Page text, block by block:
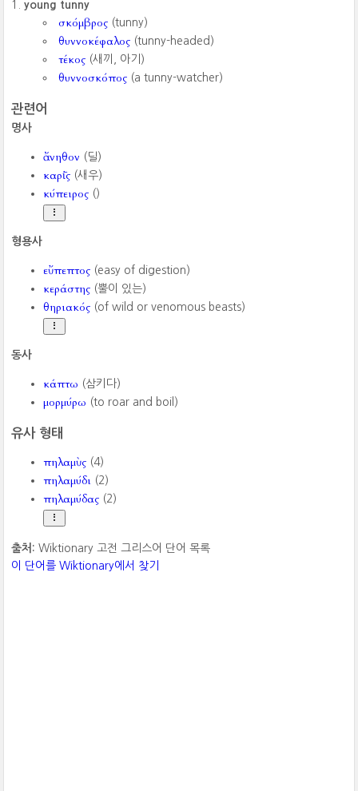
young tunny
σκόμβρος (tunny)
θυννοκέφαλος (tunny-headed)
τέκος (새끼, 아기)
θυννοσκόπος (a tunny-watcher)
관련어
명사
ἄνηθον (딜)
καρί̄ς (새우)
κύπειρος ()
형용사
εὔπεπτος (easy of digestion)
κεράστης (뿔이 있는)
θηριακός (of wild or venomous beasts)
동사
κάπτω (삼키다)
μορμύρω (to roar and boil)
유사 형태
πηλαμὺς (4)
πηλαμύδι (2)
πηλαμύδας (2)
출처:Wiktionary 고전 그리스어 단어 목록
이 단어를 Wiktionary에서 찾기